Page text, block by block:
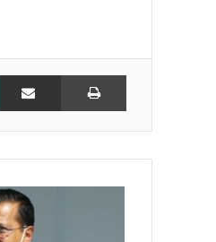
Share via Email Print